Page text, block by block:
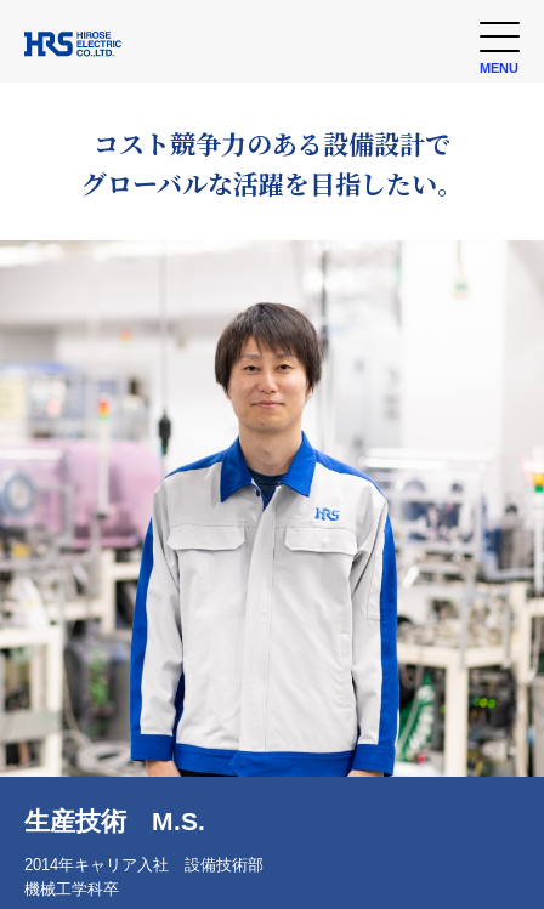
MENU
コスト競争力のある設備設計で
グローバルな活躍を目指したい。
生産技術 M.S.
2014年キャリア入社 設備技術部
機械工学科卒